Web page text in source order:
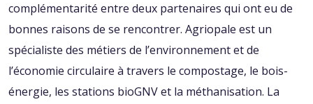
complémentarité entre deux partenaires qui ont eu de
bonnes raisons de se rencontrer. Agriopale est un
spécialiste des métiers de l’environnement et de
l’économie circulaire à travers le compostage, le bois-
énergie, les stations bioGNV et la méthanisation. La